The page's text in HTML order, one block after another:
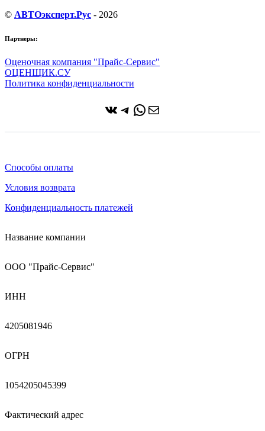
© АВТОэксперт.Рус - 2026
Партнеры:
Оценочная компания "Прайс-Сервис"
ОЦЕНЩИК.СУ
Политика конфиденциальности
ВКонтакте
Telegram
WhatsApp
Почта
Способы оплаты
Условия возврата
Конфиденциальность платежей
Название компании
ООО "Прайс-Сервис"
ИНН
4205081946
ОГРН
1054205045399
Фактический адрес